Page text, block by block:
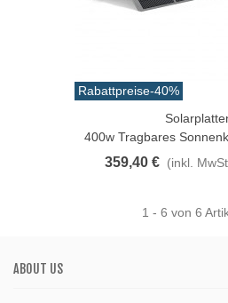
Rabattpreise-40%
400w Tragbares
359,40 € (inkl.
1 - 6 von 6
ABOUT US